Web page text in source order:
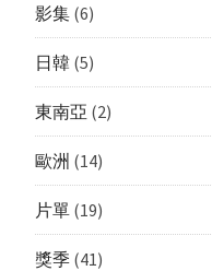
影集(6)
日韓(5)
東南亞 (2)
歐洲 (14)
片單(19)
獎季(41)